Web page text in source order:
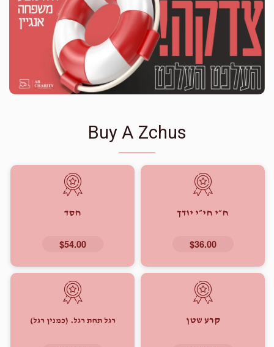
Buy A Zchus
ח״י חי״י יודך
$36.00
חסד
$54.00
קרע שטן רגל תחת רגל. (כמנין רגל)